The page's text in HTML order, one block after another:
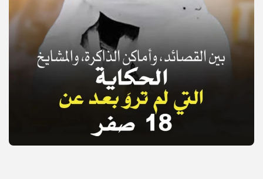
© Copyright 2025, APS